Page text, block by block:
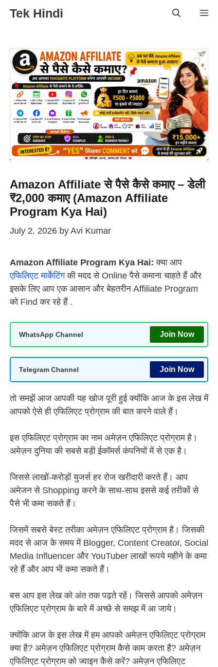
Tek Hindi
Amazon Affiliate से पैसे कैसे कमाए – डेली
₹2,000 कमाए (Amazon Affiliate
Program Kya Hai)
July 2, 2026 by Avi Kumar
Amazon Affiliate Program Kya Hai:क्या आप
एफिलिएट मार्केटिंगकी मदद से Online पैसे कमाना चाहते हैं और
इसके लिए आप एक आसान और बेहतरीन Affiliate Program
को Find कर रहे हैं .
WhatsApp Channel Join Now
Telegram Channel Join Now
तो समझें आज आपकी यह खोज पूरी हुई क्योंकि आज के इस लेख में
आपको ऐसे ही एफिलिएट प्रोग्राम की बात करने वाले हैं।
इस एफिलिएट प्रोग्राम का नाम अमेज़न एफिलिएट प्रोग्राम है।
अमेज़न दुनिया की सबसे बड़ी ईकॉमर्स कंपनियों में से एक है।
जिससे लाखों-करोड़ों युजर्स हर रोज खरीदारी करते हैं। आप
अमेजन से Shopping करने के साथ-साथ इससे कई तरीकों से
पैसे भी कमा सकते हैं।
जिसमें सबसे बेस्ट तरीका अमेज़न एफिलिएट प्रोग्राम है। जिसकी
मदद से आज के समय में Blogger, Content Creator, Social
Media Influencer और YouTuber लाखों रूपये महीने के कमा
रहे हैं और आप भी कमा सकते हैं।
बस आप इस लेख को अंत तक पढ़ते रहें। जिससे आपको अमेज़न
एफिलिएट प्रोग्राम के बारे में अच्छे से समझ में आ जाये।
क्योंकि आज के इस लेख में हम आपको अमेज़न एफिलिएट प्रोग्राम
क्या है? अमेज़न एफिलिएट प्रोग्राम कैसे काम करता है? अमेज़न
एफिलिएट प्रोग्राम को ज्वाइन कैसे करें? अमेज़न एफिलिएट